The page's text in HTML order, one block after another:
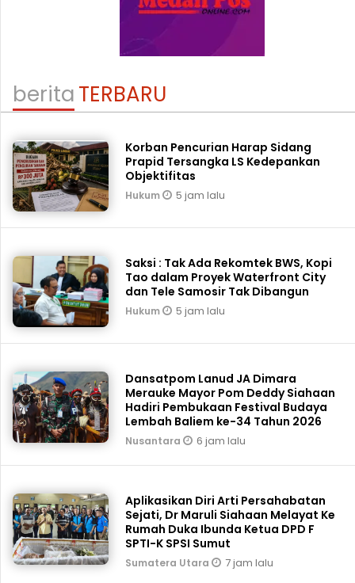
beritaTERBARU
Korban Pencurian Harap Sidang
Prapid Tersangka LS Kedepankan
Objektifitas
Hukum 5 jam lalu
Saksi : Tak Ada Rekomtek BWS, Kopi
Tao dalam Proyek Waterfront City
dan Tele Samosir Tak Dibangun
Hukum 5 jam lalu
Dansatpom Lanud JA Dimara
Merauke Mayor Pom Deddy Siahaan
Hadiri Pembukaan Festival Budaya
Lembah Baliem ke-34 Tahun 2026
Nusantara 6 jam lalu
Aplikasikan Diri Arti Persahabatan
Sejati, Dr Maruli Siahaan Melayat Ke
Rumah Duka Ibunda Ketua DPD F
SPTI-K SPSI Sumut
Sumatera Utara 7 jam lalu